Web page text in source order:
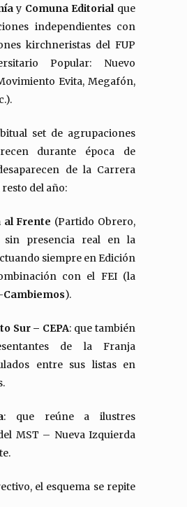
y Comuna Editorialque
independientes con
kirchneristas del FUP
Popular: Nuevo
Evita, Megafón,
set de agrupaciones
durante época de
de la Carrera
del año:
al Frente (Partido Obrero,
sin presencia real en la
siempre en Edición
con el FEI (la
Cambiemos).
Sur – CEPA: que también
de la Franja
entre sus listas en
: que reúne a ilustres
MST – Nueva Izquierda
el esquema se repite